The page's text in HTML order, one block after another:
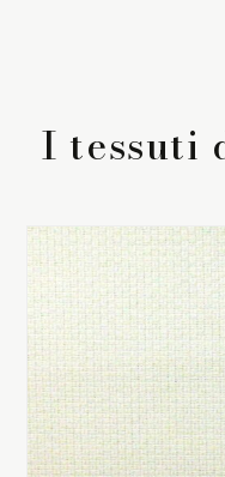
I tessuti